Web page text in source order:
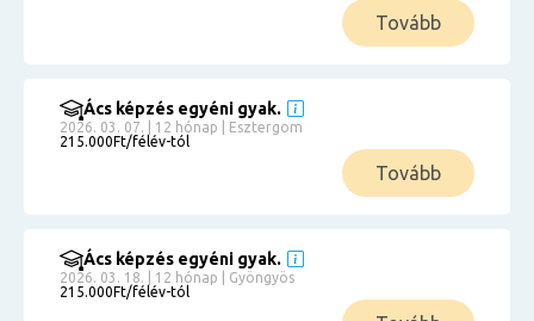
Tovább
Ács képzés egyéni gyak.
2026. 03. 07. | 12 hónap | Esztergom
215.000Ft/félév-tól
Tovább
Ács képzés egyéni gyak.
2026. 03. 18. | 12 hónap | Gyöngyös
215.000Ft/félév-tól